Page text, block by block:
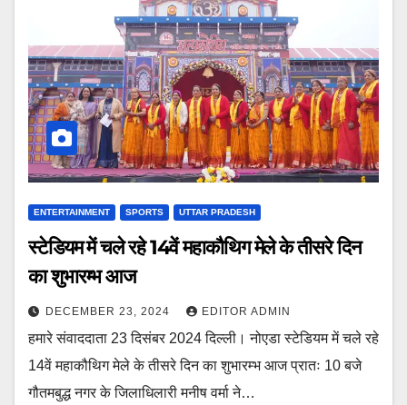
ENTERTAINMENT SPORTS UTTAR PRADESH
स्टेडियम में चले रहे 14वें महाकौथिग मेले के तीसरे दिन
का शुभारम्भ आज
DECEMBER 23, 2024 EDITOR ADMIN
हमारे संवाददाता 23 दिसंबर 2024 दिल्ली। नोएडा स्टेडियम में चले रहे
14वें महाकौथिग मेले के तीसरे दिन का शुभारम्भ आज प्रातः 10 बजे
गौतमबुद्ध नगर के जिलाधिलारी मनीष वर्मा ने…